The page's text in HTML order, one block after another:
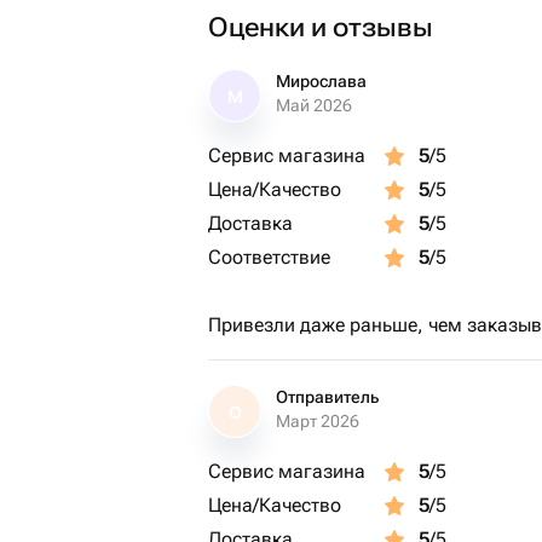
деловой женщины, коллеги.
Оценки и отзывы
Мирослава
Май 2026
Сервис магазина 5/5
Цена/Качество
5/5
Доставка
5/5
Соответствие
5/5
Привезли даже раньше, чем
О
Отправитель
Март 2026
Сервис магазина 5/5
Цена/Качество
5/5